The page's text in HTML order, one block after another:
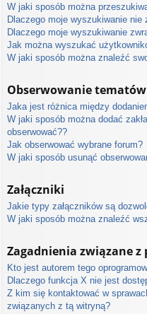
W jaki sposób można
Dlaczego moje wyszukiwanie nie
Dlaczego moje wyszukiwanie
Jak można wyszukać
W jaki sposób można znaleźć
Obserwowanie tematów
Jaka jest różnica między
W jaki sposób można dodać
obserwować??
Jak obserwować wybrane forum?
W jaki sposób usunąć
Załączniki
Jakie typy załączników są
W jaki sposób można znaleźć
Zagadnienia związane z
Kto jest autorem tego
Dlaczego funkcja X nie jest
Z kim się kontaktować w
związanych z tą witryną?